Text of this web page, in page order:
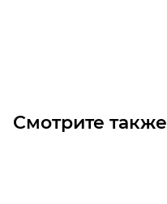
Смотрите также